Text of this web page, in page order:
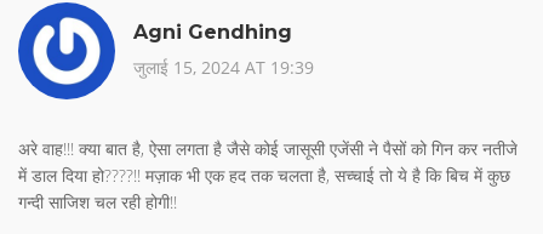
Agni Gendhing
जुलाई 15, 2024 AT 19:39
अरे वाह!!! क्या बात है, ऐसा लगता है जैसे कोई जासूसी एजेंसी ने पैसों को गिन कर नतीजे
में डाल दिया हो????!! मज़ाक भी एक हद तक चलता है, सच्चाई तो ये है कि बिच में कुछ
गन्दी साजिश चल रही होगी!!